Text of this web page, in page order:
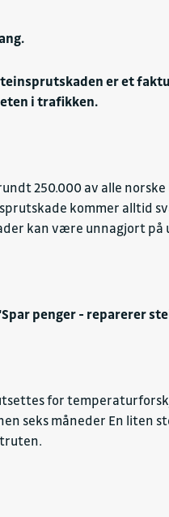
er et
i trafikken.
250.000 av alle
kommer alltid
kan være unnagjort på
penger - reparerer
for
seks måneder En liten